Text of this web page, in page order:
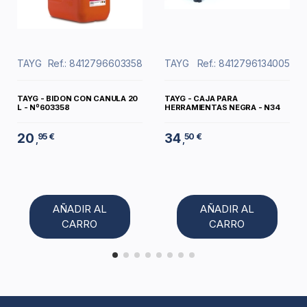
TAYG Ref.: 8412796603358
TAYG - BIDON CON CANULA 20
L - Nº603358
20 95 €
AÑADIR AL
CARRO
TAYG Ref.: 8412796134005
TAYG - CAJA PARA
HERRAMIENTAS NEGRA - N34
34 ,50 €
AÑADIR AL
CARRO